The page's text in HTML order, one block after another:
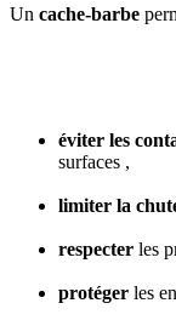
Un cache-barbe
éviter les
surfaces ,
limiter la
respecter les
protéger les